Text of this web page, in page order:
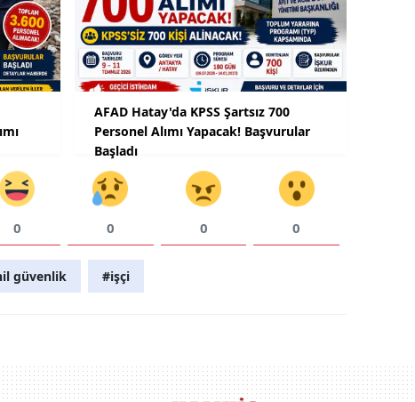
AFAD Hatay'da KPSS Şartsız 700
Personel Alımı Yapacak! Başvurular
Başladı
0 0 0 0
güvenlik #işçi